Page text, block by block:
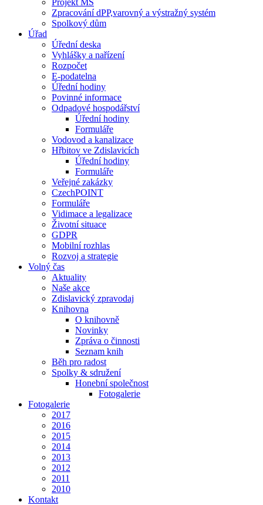
Projekt MŠ
Zpracování dPP,varovný a výstražný systém
Spolkový dům
Úřad
Úřední deska
Vyhlášky a nařízení
Rozpočet
E-podatelna
Úřední hodiny
Povinné informace
Odpadové hospodářství
Úřední hodiny
Formuláře
Vodovod a kanalizace
Hřbitov ve Zdislavicích
Úřední hodiny
Formuláře
Veřejné zakázky
CzechPOINT
Formuláře
Vidimace a legalizace
Životní situace
GDPR
Mobilní rozhlas
Rozvoj a strategie
Volný čas
Aktuality
Naše akce
Zdislavický zpravodaj
Knihovna
O knihovně
Novinky
Zpráva o činnosti
Seznam knih
Běh pro radost
Spolky & sdružení
Honební společnost
Fotogalerie
Fotogalerie
2017
2016
2015
2014
2013
2012
2011
2010
Kontakt